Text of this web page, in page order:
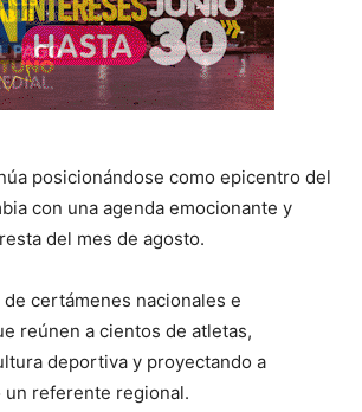
posicionándose como epicentro del
con una agenda emocionante y
del mes de agosto.
de certámenes nacionales e
reúnen a cientos de atletas,
deportiva y proyectando a
un referente regional.